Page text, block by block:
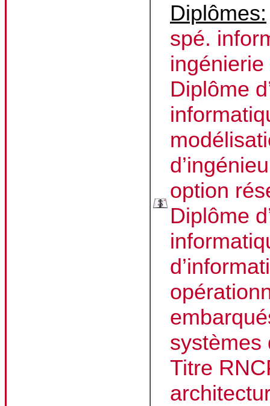
Diplômes:
spé.
Diplôme
option
Diplôme
systèmes
Titre